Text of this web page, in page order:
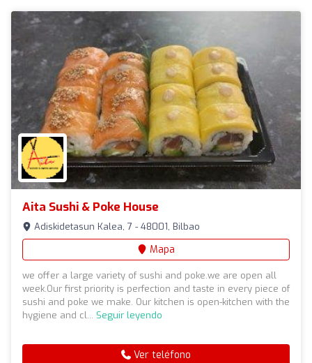
Aita Sushi & Poke House
Adiskidetasun Kalea, 7 - 48001, Bilbao
Mapa
we offer a large variety of sushi and poke.we are open all
week.Our first priority is perfection and taste in every piece of
sushi and poke we make. Our kitchen is open-kitchen with the
hygiene and cl... Seguir leyendo
Ver teléfono